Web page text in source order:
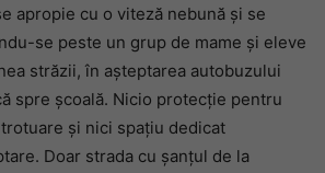
apropie cu o viteză nebună și se
se peste un grup de mame și eleve
străzii, în așteptarea autobuzului
spre școală. Nicio protecție pentru
și nici spațiu dedicat
Doar strada cu șanțul de la